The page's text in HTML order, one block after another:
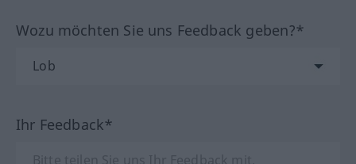
Wozu möchten Sie uns Feedback geben?*
Ihr Feedback*